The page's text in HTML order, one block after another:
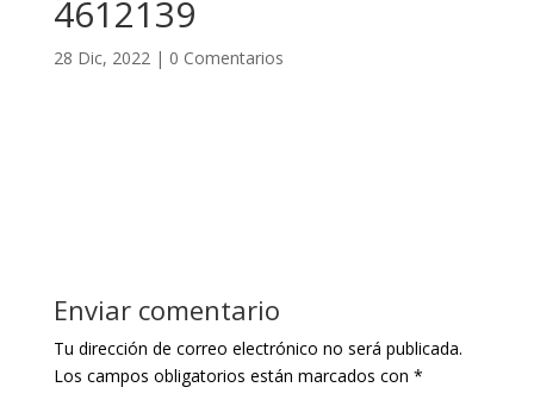
4612139
28 Dic, 2022| 0 Comentarios
Enviar comentario
Tu dirección de correo electrónico no será publicada.
Los campos obligatorios están marcados con *